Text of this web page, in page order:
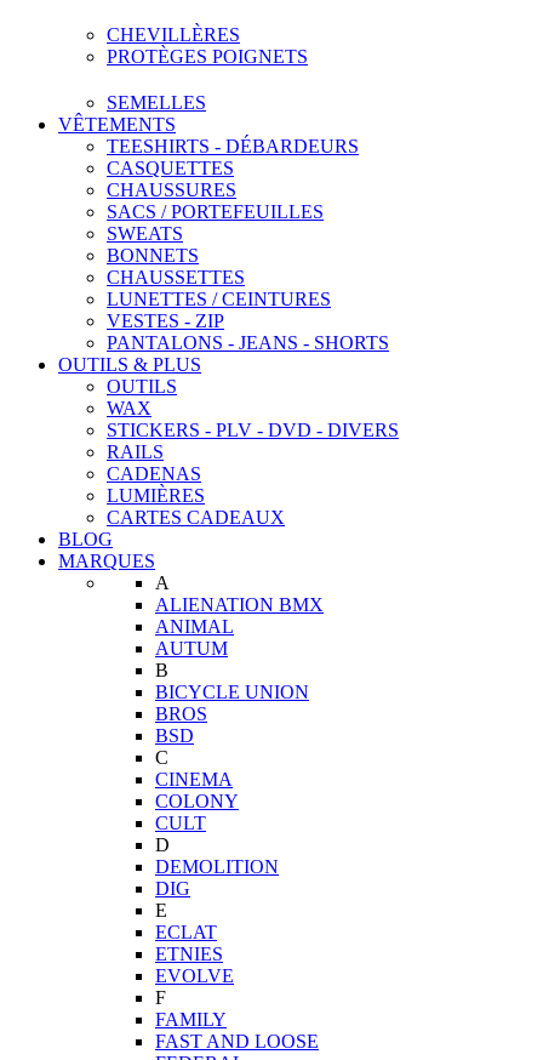
CHEVILLÈRES
PROTÈGES POIGNETS
SEMELLES
VÊTEMENTS
TEESHIRTS - DÉBARDEURS
CASQUETTES
CHAUSSURES
SACS / PORTEFEUILLES
SWEATS
BONNETS
CHAUSSETTES
LUNETTES / CEINTURES
VESTES - ZIP
PANTALONS - JEANS - SHORTS
OUTILS & PLUS
OUTILS
WAX
STICKERS - PLV - DVD - DIVERS
RAILS
CADENAS
LUMIÈRES
CARTES CADEAUX
BLOG
MARQUES
A
ALIENATION BMX
ANIMAL
AUTUM
B
BICYCLE UNION
BROS
BSD
C
CINEMA
COLONY
CULT
D
DEMOLITION
DIG
E
ECLAT
ETNIES
EVOLVE
F
FAMILY
FAST AND LOOSE